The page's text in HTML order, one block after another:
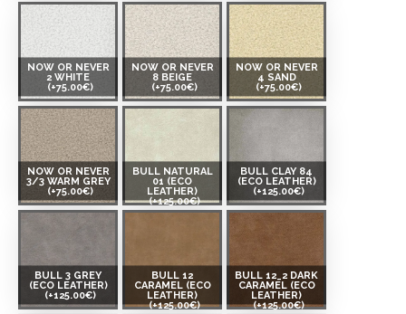
NOW OR NEVER
2 WHITE
(+75.00€)
NOW OR NEVER
8 BEIGE
(+75.00€)
NOW OR NEVER
4 SAND
(+75.00€)
NOW OR NEVER
3/3 WARM GREY
(+75.00€)
BULL NATURAL
01 (ECO
LEATHER)
(+125.00€)
BULL CLAY 84
(ECO LEATHER)
(+125.00€)
BULL 3 GREY
(ECO LEATHER)
(+125.00€)
BULL 12
CARAMEL (ECO
LEATHER)
(+125.00€)
BULL 12_2 DARK
CARAMEL (ECO
LEATHER)
(+125.00€)